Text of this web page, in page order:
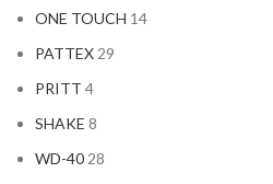
ONE TOUCH 14
PATTEX 29
PRITT 4
SHAKE 8
WD-40 28